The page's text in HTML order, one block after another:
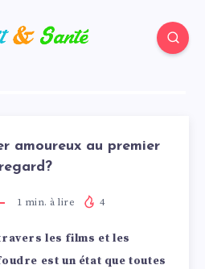
amoureux au premier
regard?
1 min. à lire 4
les films et les
est un état que toutes